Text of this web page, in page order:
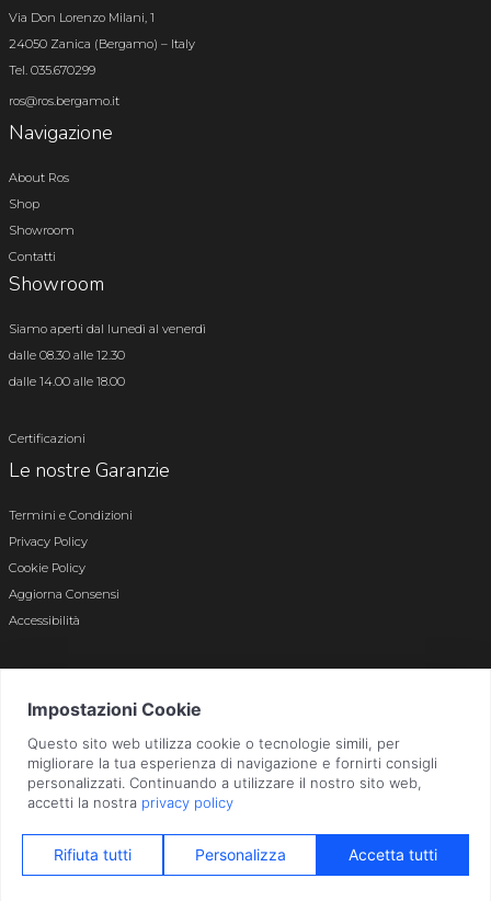
Via Don Lorenzo Milani, 1
24050 Zanica (Bergamo) – Italy
Tel. 035.670299
ros@ros.bergamo.it
Navigazione
About Ros
Shop
Showroom
Contatti
Showroom
Siamo aperti dal lunedì al venerdì
dalle 08.30 alle 12.30
dalle 14.00 alle 18.00
Certificazioni
Le nostre Garanzie
Termini e Condizioni
Privacy Policy
Cookie Policy
Aggiorna Consensi
Accessibilità
Bergamo n. 01496180165 · Capitale Sociale i.v. € 800.000,00